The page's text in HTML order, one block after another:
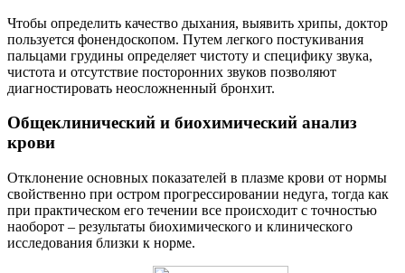
Чтобы определить качество дыхания, выявить хрипы, доктор
пользуется фонендоскопом. Путем легкого постукивания
пальцами грудины определяет чистоту и специфику звука,
чистота и отсутствие посторонних звуков позволяют
диагностировать неосложненный бронхит.
Общеклинический и биохимический анализ
крови
Отклонение основных показателей в плазме крови от нормы
свойственно при остром прогрессировании недуга, тогда как
при практическом его течении все происходит с точностью
наоборот – результаты биохимического и клинического
исследования близки к норме.